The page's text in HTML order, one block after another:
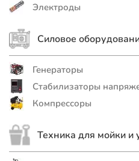
Электроды
Силовое
Генераторы
Стабилизаторы
Компрессоры
Техника для мойки и